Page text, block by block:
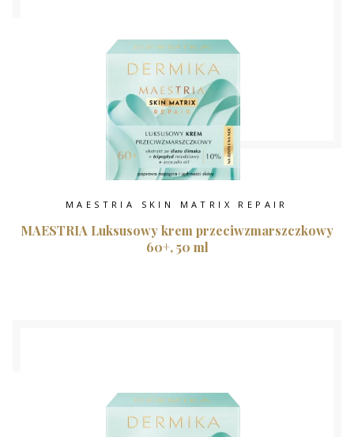
MAESTRIA SKIN MATRIX REPAIR
MAESTRIA Luksusowy krem przeciwzmarszczkowy
60+, 50 ml